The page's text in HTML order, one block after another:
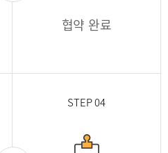
협약 완료
STEP 04